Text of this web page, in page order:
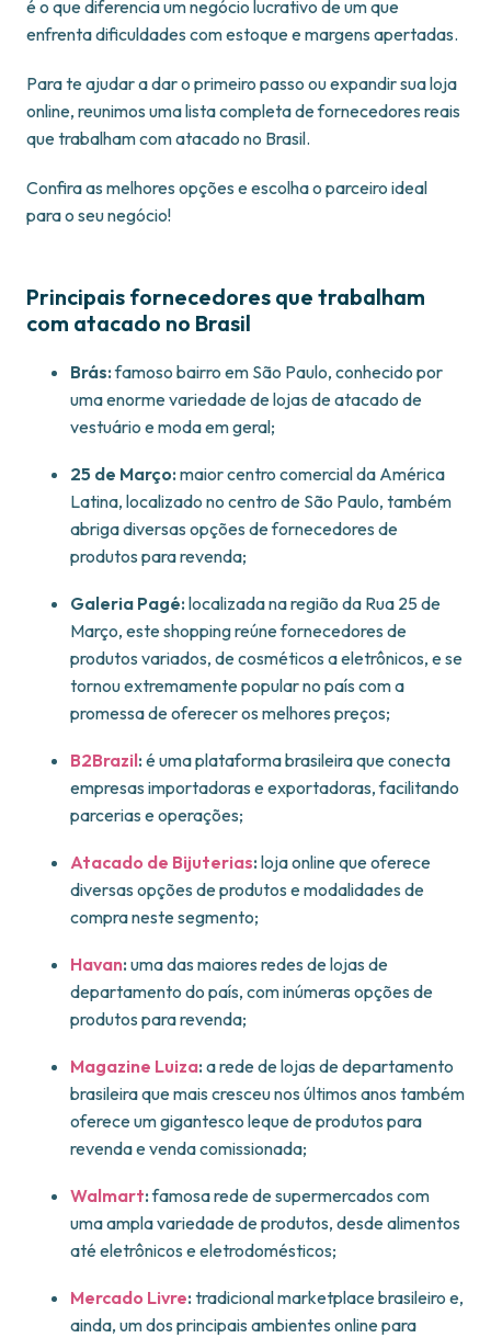
é o que diferencia um negócio lucrativo de um que
enfrenta dificuldades com estoque e margens apertadas.
Para te ajudar a dar o primeiro passo ou expandir sua loja
online, reunimos uma lista completa de fornecedores reais
que trabalham com atacado no Brasil.
Confira as melhores opções e escolha o parceiro ideal
para o seu negócio!
Principais fornecedores que trabalham
com atacado no Brasil
Brás:famoso bairro em São Paulo, conhecido por
uma enorme variedade de lojas de atacado de
vestuário e moda em geral;
25 de Março: maior centro comercial da América
Latina, localizado no centro de São Paulo, também
abriga diversas opções de fornecedores de
produtos para revenda;
Galeria Pagé: localizada na região da Rua 25 de
Março, este shopping reúne fornecedores de
produtos variados, de cosméticos a eletrônicos, e se
tornou extremamente popular no país com a
promessa de oferecer os melhores preços;
B2Brazil: é uma plataforma brasileira que conecta
empresas importadoras e exportadoras, facilitando
parcerias e operações;
Atacado de Bijuterias: loja online que oferece
diversas opções de produtos e modalidades de
compra neste segmento;
Havan: uma das maiores redes de lojas de
departamento do país, com inúmeras opções de
produtos para revenda;
Magazine Luiza: a rede de lojas de departamento
brasileira que mais cresceu nos últimos anos também
oferece um gigantesco leque de produtos para
revenda e venda comissionada;
Walmart:famosa rede de supermercados com
uma ampla variedade de produtos, desde alimentos
até eletrônicos e eletrodomésticos;
Mercado Livre: tradicional marketplace brasileiro e,
ainda, um dos principais ambientes online para